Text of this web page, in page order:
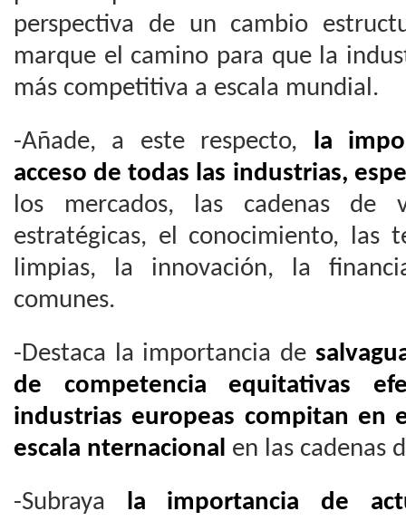
perspectiva de un cambio
marque el camino para que la
más competitiva a escala mundial.
-Añade, a este respecto, la
acceso de todas las industrias,
los mercados, las cadenas de
estratégicas, el conocimiento, las
limpias, la innovación, la
comunes.
-Destaca la importancia de
de competencia equitativas
industrias europeas compitan en
escala nternacional en las cadenas
-Subraya la importancia de